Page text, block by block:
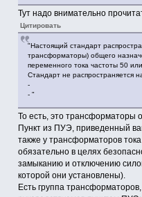
Тут надо внимательно
Цитировать
"Настоящий стандарт
трансформаторы) общего
переменного тока частоты 50
Стандарт не распространяется
-
- "
То есть, это трансформаторы
Пункт из ПУЭ, приведенный
также у трансформаторов
обязательно в целях
замыканию и отключению
которой они установлены).
Есть группа